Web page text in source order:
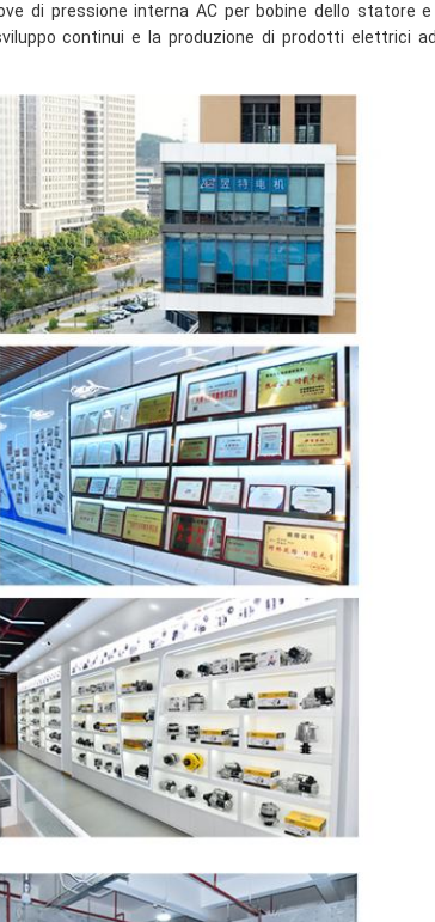
di pressione interna AC per bobine dello statore
continui e la produzione di prodotti elettrici